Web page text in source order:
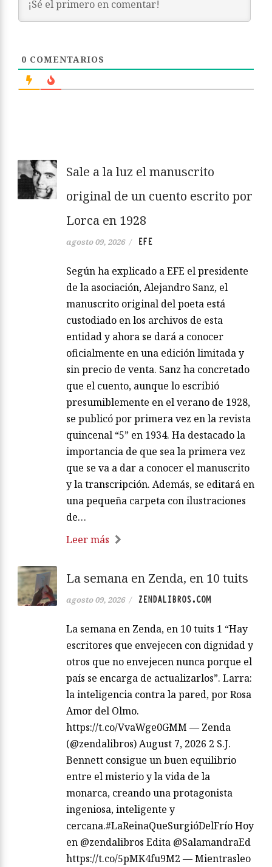
0 COMENTARIOS
Sale a la luz el manuscrito
original de un cuento escrito por
Lorca en 1928
agosto 09, 2026 / EFE
Según ha explicado a EFE el presidente
de la asociación, Alejandro Sanz, el
manuscrito original del poeta está
custodiado en los archivos de esta
entidad y ahora se dará a conocer
oficialmente en una edición limitada y
sin precio de venta. Sanz ha concretado
que el cuento, aunque lo escribió
presumiblemente en el verano de 1928,
se publicó por primera vez en la revista
quincenal “5” en 1934. Ha destacado la
importancia de que sea la primera vez
que se va a dar a conocer el manuscrito
y la transcripción. Además, se editará en
una pequeña carpeta con ilustraciones
de…
Leer más
La semana en Zenda, en 10 tuits
agosto 09, 2026 / ZENDALIBROS.COM
La semana en Zenda, en 10 tuits 1 “Hay
escritores que envejecen con dignidad y
otros que no envejecen nunca porque el
país se encarga de actualizarlos”. Larra:
la inteligencia contra la pared, por Rosa
Amor del Olmo.
https://t.co/VvaWge0GMM — Zenda
(@zendalibros) August 7, 2026 2 S.J.
Bennett consigue un buen equilibrio
entre el misterio y la vida de la
monarca, creando una protagonista
ingeniosa, inteligente y
cercana.#LaReinaQueSurgióDelFrío Hoy
en @zendalibros Edita @SalamandraEd
https://t.co/5pMK4fu9M2 — Mientrasleo